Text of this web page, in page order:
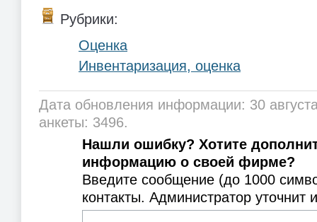
Рубрики:
Оценка
Инвентаризация, оценка
Дата обновления информации: 30
анкеты: 3496.
Нашли ошибку? Хотите
информацию о своей фирме?
Введите сообщение (до 1000
контакты. Администратор